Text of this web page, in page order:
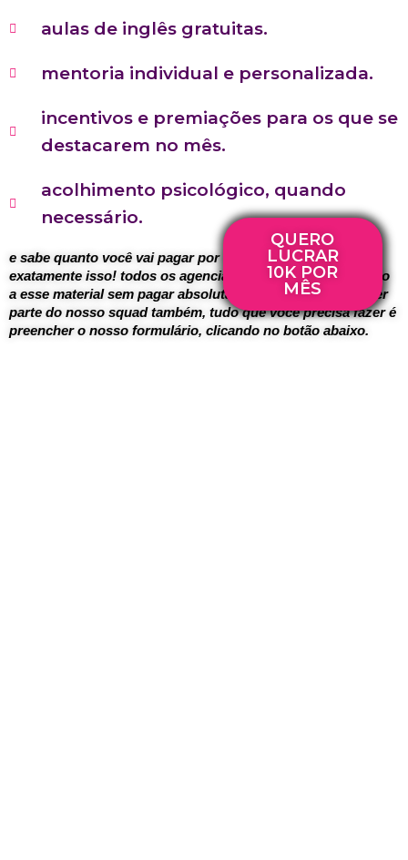
aulas de inglês gratuitas.
mentoria individual e personalizada.
incentivos e premiações para os que se
destacarem no mês.
acolhimento psicológico, quando
necessário.
e sabe quanto você vai pagar por tudo isso? nada.
exatamente isso! todos os agenciados da squad têm acesso
a esse material sem pagar absolutamente nada. e para fazer
parte do nosso squad também, tudo que você precisa fazer é
preencher o nosso formulário, clicando no botão abaixo.
QUERO
LUCRAR
10K POR
MÊS